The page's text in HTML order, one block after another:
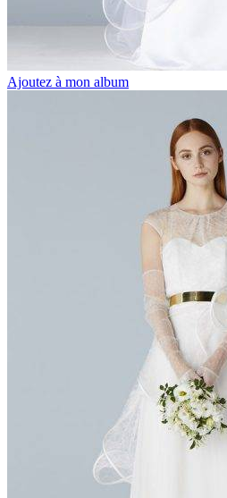
Ajoutez à mon album